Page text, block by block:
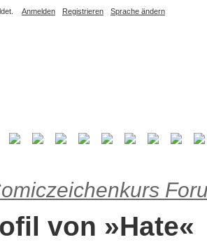
Anmelden Registrieren Sprache ändern
von »Hate«